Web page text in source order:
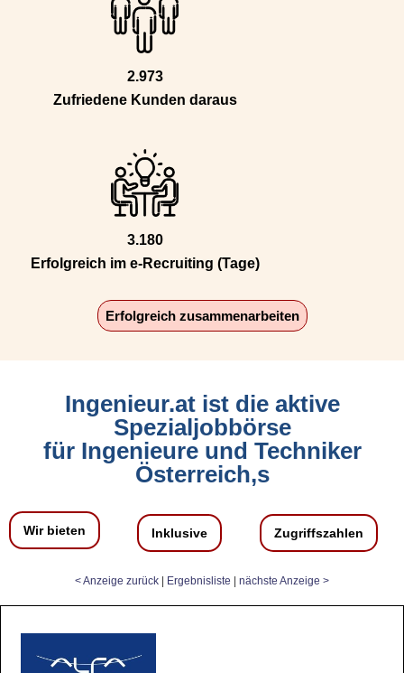
2.973
Zufriedene Kunden daraus
3.180
Erfolgreich im e-Recruiting (Tage)
Erfolgreich zusammenarbeiten
Ingenieur.at ist die aktive
Spezialjobbörse
für Ingenieure und Techniker
Österreich,s
Wir bieten Inklusive Zugriffszahlen
< Anzeige zurück Ergebnisliste nächste Anzeige >